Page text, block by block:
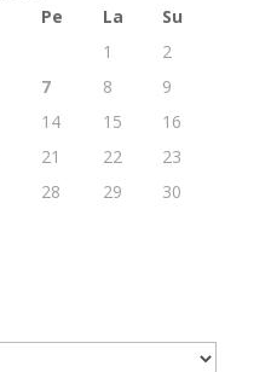
Pe La
Su
1
2
7 8
9
14 15
16
21 22
23
28 29
30